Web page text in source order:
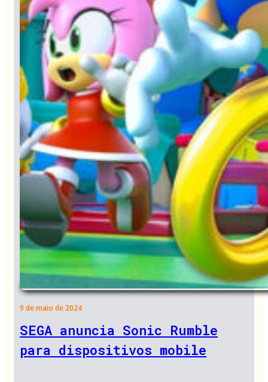
9 de maio de 2024
SEGA anuncia Sonic Rumble
para dispositivos mobile